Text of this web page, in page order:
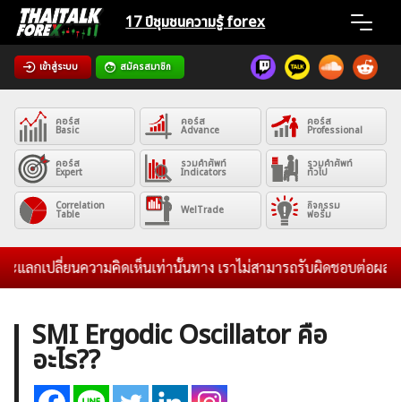
Skip
content
17 ปีชุมชนความรู้ forex
เข้าสู่ระบบ สมัครสมาชิก
Home
News
Articles
VPS Register
ค้นหา
สำหรับ:
คอร์ส
Basic
คอร์ส
Advance
คอร์ส
Professional
คอร์ส
Expert
รวมคำศัพท์
Indicators
รวมคำศัพท์
ทั่วไป
Correlation
Table WelTrade กิจกรรม
ฟอรั่ม
กเปลี่ยนความคิดเห็นเท่านั้นทาง เราไม่สามารถรับผิดชอบต่อผลกำ
SMI Ergodic Oscillator คือ
อะไร??